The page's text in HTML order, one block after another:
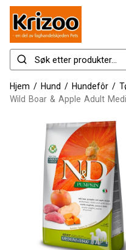
Hjem / Hund / Hundefôr /
Wild Boar & Apple Adult